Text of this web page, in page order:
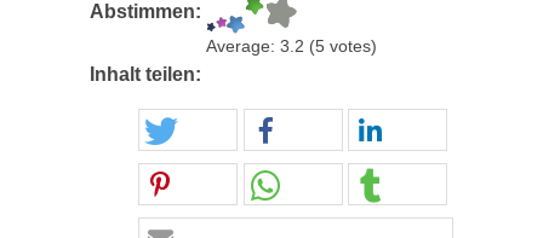
Abstimmen:
Average: 3.2 (5 votes)
Inhalt teilen: